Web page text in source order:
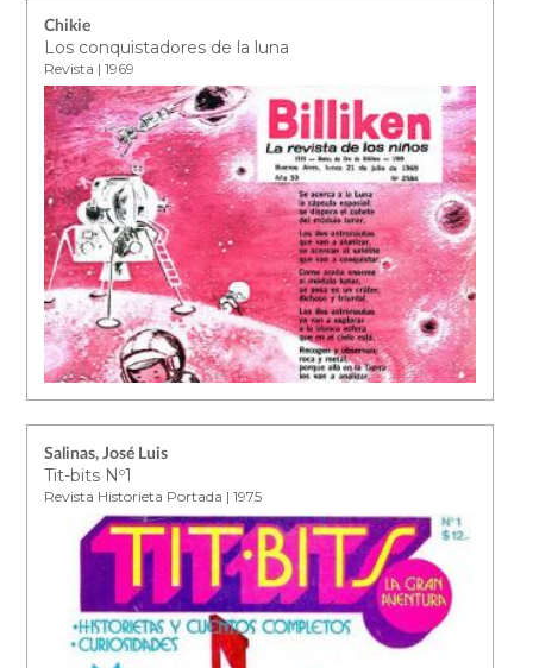
Chikie
Los conquistadores de la luna
Revista | 1969
Salinas, José Luis
Tit-bits Nº1
Revista Historieta Portada | 1975